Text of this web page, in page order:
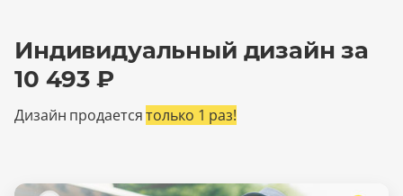
Индивидуальный дизайн за
10 493 ₽
Дизайн продаетсятолько 1 раз!